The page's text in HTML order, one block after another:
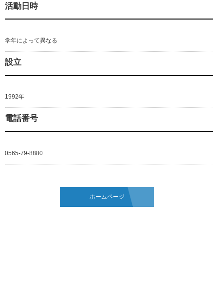
活動日時
学年によって異なる
設立
1992年
電話番号
0565-79-8880
ホームページ